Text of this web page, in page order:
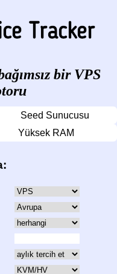
bir VPS
Seed Sunucusu
Yüksek RAM